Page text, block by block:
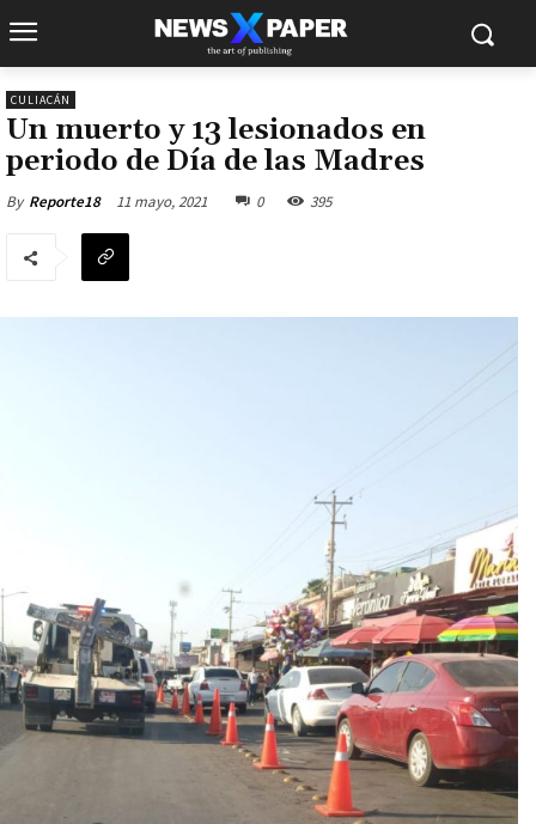
CULIACÁN
Un muerto y 13 lesionados en
periodo de Día de las Madres
By Reporte18 11 mayo, 2021 0 395